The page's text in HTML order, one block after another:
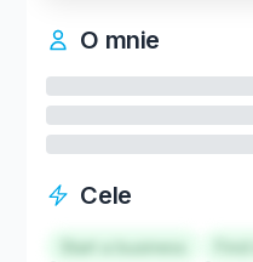
O mnie
Cele
Start a business